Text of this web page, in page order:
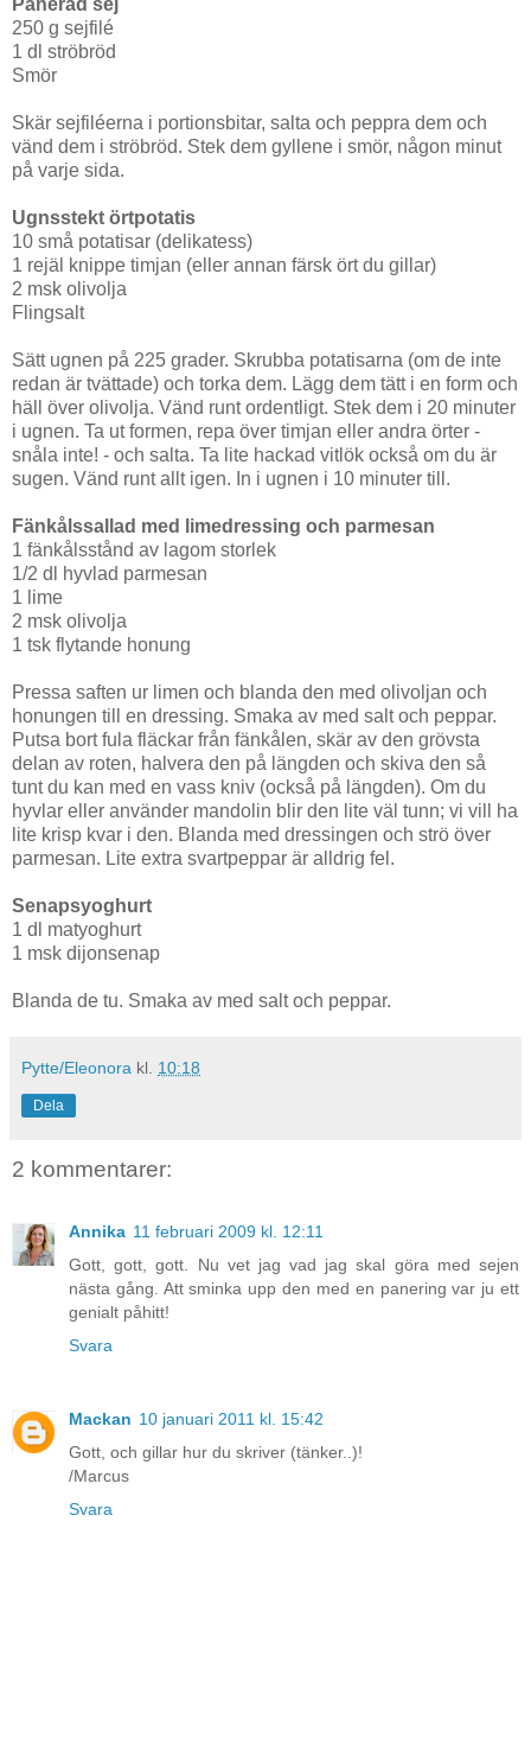
Panerad sej
250 g sejfilé
1 dl ströbröd
Smör
Skär sejfiléerna i portionsbitar, salta och peppra dem och
vänd dem i ströbröd. Stek dem gyllene i smör, någon minut
på varje sida.
Ugnsstekt örtpotatis
10 små potatisar (delikatess)
1 rejäl knippe timjan (eller annan färsk ört du gillar)
2 msk olivolja
Flingsalt
Sätt ugnen på 225 grader. Skrubba potatisarna (om de inte
redan är tvättade) och torka dem. Lägg dem tätt i en form och
häll över olivolja. Vänd runt ordentligt. Stek dem i 20 minuter
i ugnen. Ta ut formen, repa över timjan eller andra örter -
snåla inte! - och salta. Ta lite hackad vitlök också om du är
sugen. Vänd runt allt igen. In i ugnen i 10 minuter till.
Fänkålssallad med limedressing och parmesan
1 fänkålsstånd av lagom storlek
1/2 dl hyvlad parmesan
1 lime
2 msk olivolja
1 tsk flytande honung
Pressa saften ur limen och blanda den med olivoljan och
honungen till en dressing. Smaka av med salt och peppar.
Putsa bort fula fläckar från fänkålen, skär av den grövsta
delan av roten, halvera den på längden och skiva den så
tunt du kan med en vass kniv (också på längden). Om du
hyvlar eller använder mandolin blir den lite väl tunn; vi vill ha
lite krisp kvar i den. Blanda med dressingen och strö över
parmesan. Lite extra svartpeppar är alldrig fel.
Senapsyoghurt
1 dl matyoghurt
1 msk dijonsenap
Blanda de tu. Smaka av med salt och peppar.
Pytte/Eleonora kl. 10:18
Dela
2 kommentarer:
Annika 11 februari 2009 kl. 12:11
Gott, gott, gott. Nu vet jag vad jag skal göra med sejen
nästa gång. Att sminka upp den med en panering var ju ett
genialt påhitt!
Svara
Mackan 10 januari 2011 kl. 15:42
Gott, och gillar hur du skriver (tänker..)!
/Marcus
Svara